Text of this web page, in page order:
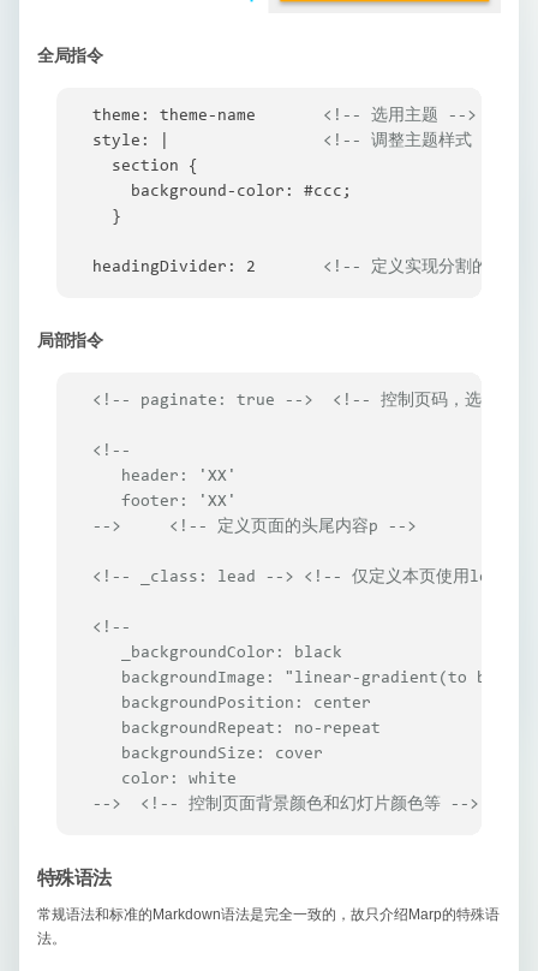
全局指令
theme: theme-name <!-- 选用主题 -->
style: | <!-- 调整主题样式 -->
  section {
    background-color: #ccc;
  }
headingDivider: 2 <!-- 定义实现分割的标题
局部指令
<!-- paginate: true --> <!-- 控制页码，选项有
<!--
   header: 'XX'
   footer: 'XX'
-->
<!-- 定义页面的头尾内容p -->
<!-- _class: lead --> <!-- 仅定义本页使用lead类
<!--
   _backgroundColor: black
backgroundImage: "linear-gradient(to
   backgroundPosition: center
   backgroundRepeat: no-repeat
   backgroundSize: cover
   color: white
-->
<!-- 控制页面背景颜色和幻灯片颜色等 -->
特殊语法
常规语法和标准的Markdown语法是完全一致的，故只介绍Marp的特殊语
法。